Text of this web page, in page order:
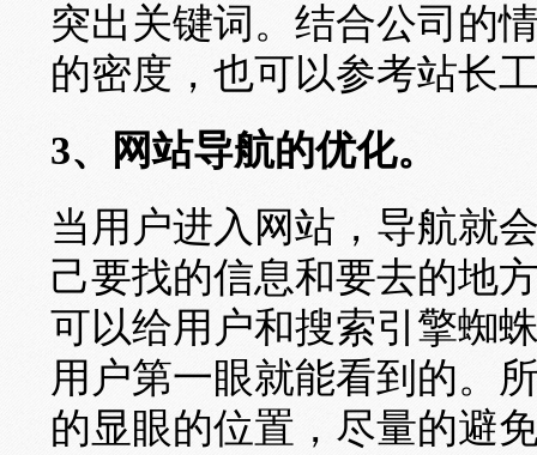
突出关键词。结合公司的
的密度，也可以参考站长
3、网站导航的优化。
当用户进入网站，导航就
己要找的信息和要去的地
可以给用户和搜索引擎蜘
用户第一眼就能看到的。
的显眼的位置，尽量的避